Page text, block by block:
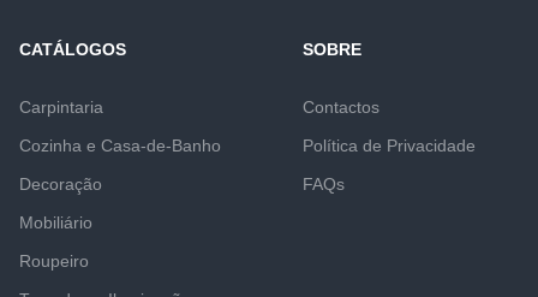
CATÁLOGOS
Carpintaria
Cozinha e Casa-de-Banho
Decoração
Mobiliário
Roupeiro
SOBRE
Contactos
Política de Privacidade
FAQs